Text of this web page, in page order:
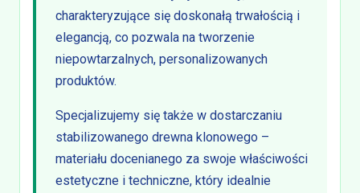
charakteryzujące się doskonałą trwałością i
elegancją, co pozwala na tworzenie
niepowtarzalnych, personalizowanych
produktów.
Specjalizujemy się także w dostarczaniu
stabilizowanego drewna klonowego –
materiału docenianego za swoje właściwości
estetyczne i techniczne, który idealnie